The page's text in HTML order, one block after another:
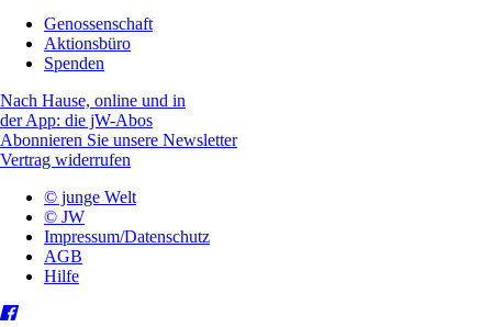
Genossenschaft
Aktionsbüro
Spenden
Nach Hause, online und in
der App: die jW-Abos
Abonnieren Sie unsere Newsletter
Vertrag widerrufen
© junge Welt
© JW
Impressum/Datenschutz
AGB
Hilfe